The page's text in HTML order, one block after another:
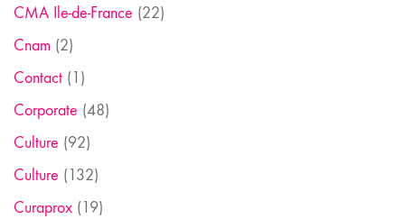
CMA Ile-de-France (22)
Cnam (2)
Contact (1)
Corporate (48)
Culture (92)
Culture (132)
Curaprox (19)